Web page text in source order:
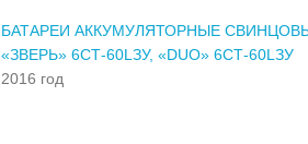
БАТАРЕИ АККУМУЛЯТОРНЫЕ
«ЗВЕРЬ» 6СТ-60LЗУ, «DUO» 6СТ-60LЗУ
2016 год